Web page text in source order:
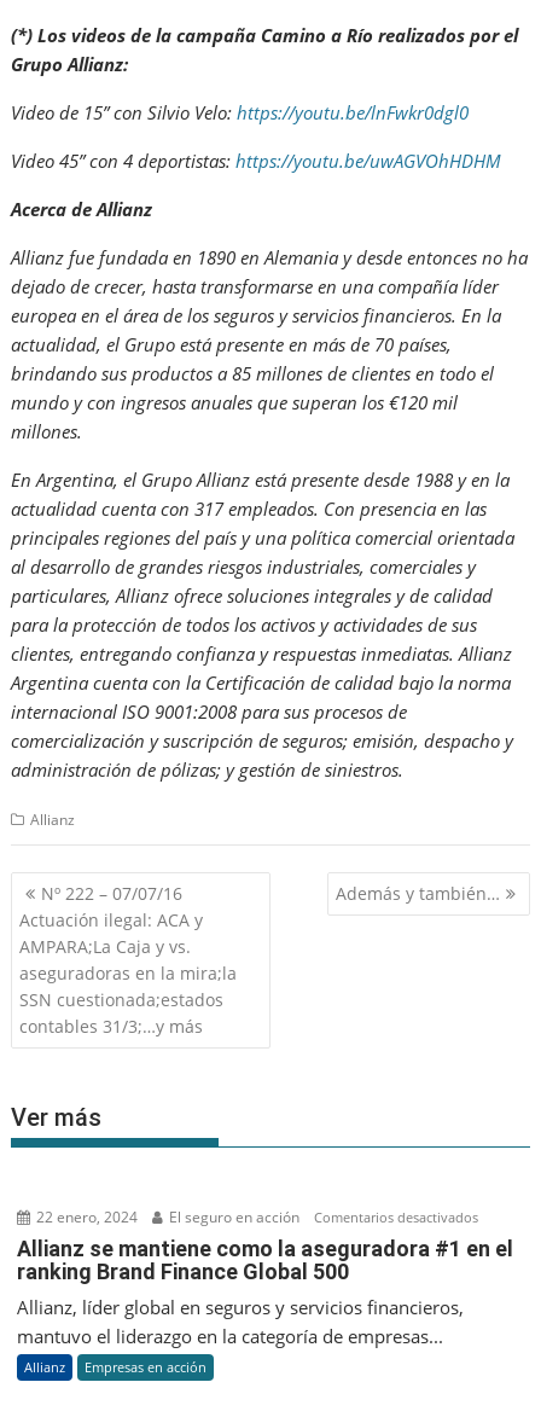
(*) Los videos de la campaña Camino a Río realizados por el
Grupo Allianz:
Video de 15” con Silvio Velo:https://youtu.be/lnFwkr0dgl0
Video 45” con 4 deportistas:https://youtu.be/uwAGVOhHDHM
Acerca de Allianz
Allianz fue fundada en 1890 en Alemania y desde entonces no ha
dejado de crecer, hasta transformarse en una compañía líder
europea en el área de los seguros y servicios financieros. En la
actualidad, el Grupo está presente en más de 70 países,
brindando sus productos a 85 millones de clientes en todo el
mundo y con ingresos anuales que superan los €120 mil
millones.
En Argentina, el Grupo Allianz está presente desde 1988 y en la
actualidad cuenta con 317 empleados. Con presencia en las
principales regiones del país y una política comercial orientada
al desarrollo de grandes riesgos industriales, comerciales y
particulares, Allianz ofrece soluciones integrales y de calidad
para la protección de todos los activos y actividades de sus
clientes, entregando confianza y respuestas inmediatas. Allianz
Argentina cuenta con la Certificación de calidad bajo la norma
internacional ISO 9001:2008 para sus procesos de
comercialización y suscripción de seguros; emisión, despacho y
administración de pólizas; y gestión de siniestros.
Allianz
Navegación
de
entradas
Nº 222 – 07/07/16
Actuación ilegal: ACA y
AMPARA;La Caja y vs.
aseguradoras en la mira;la
SSN cuestionada;estados
contables 31/3;…y más
Además y también…
Ver más
22 enero, 2024 El seguro en acción Comentarios desactivadosen
Allianz
Allianz se mantiene como la aseguradora #1 en el
ranking Brand Finance Global 500
Allianz, líder global en seguros y servicios financieros,
mantuvo el liderazgo en la categoría de empresas...
Allianz Empresas en acción